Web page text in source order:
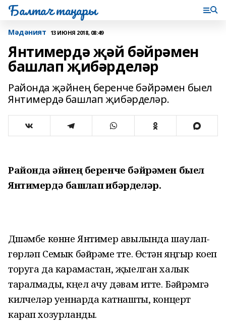
Балтач таңнары
Мәдәният 13 ИЮНЯ 2018, 08:49
Янтимердә җәй бәйрәмен
башлап җибәрделәр
Районда җәйнең беренче бәйрәмен быел
Янтимердә башлап җибәрделәр.
Районда җәйнең беренче бәйрәмен быел
Янтимердә башлап җибәрделәр.
Дүшәмбе көнне Янтимер авылында шаулап-
гөрләп Семык бәйрәме үтте. Өстән яңгыр коеп
торуга да карамастан, җыелган халык
таралмады, күңел ачу дәвам итте. Бәйрәмгә
килүчеләр уеннарда катнашты, концерт
карап хозурланды.